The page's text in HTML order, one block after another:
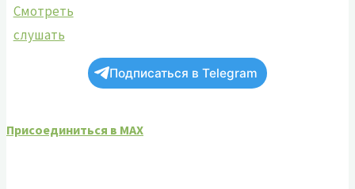
Смотреть
слушать
Подписаться в Telegram
Присоединиться в MAX